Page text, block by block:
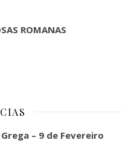
ROMANAS
– 9 de Fevereiro